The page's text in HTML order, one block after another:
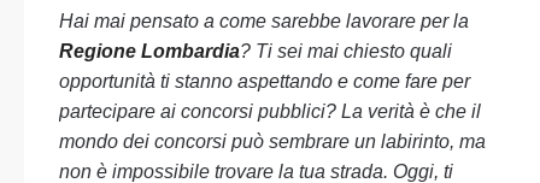
Hai mai pensato a come sarebbe lavorare per la
Regione Lombardia? Ti sei mai chiesto quali
opportunità ti stanno aspettando e come fare per
partecipare ai concorsi pubblici? La verità è che il
mondo dei concorsi può sembrare un labirinto, ma
non è impossibile trovare la tua strada. Oggi, ti